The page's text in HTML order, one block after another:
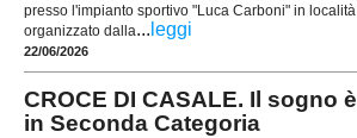
presso l'impianto sportivo "Luca Carboni" in
organizzato dalla... leggi
22/06/2026
CROCE DI CASALE. Il sogno
in Seconda Categoria